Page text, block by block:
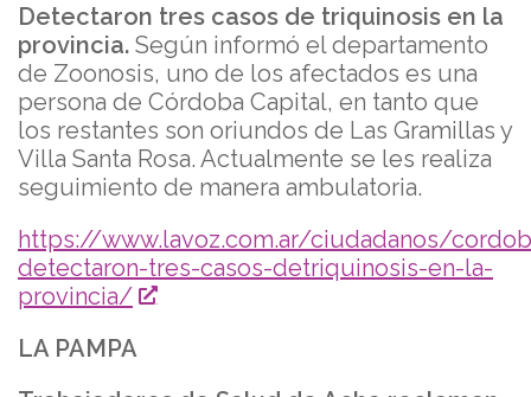
Detectaron tres casos de triquinosis en la
provincia. Según informó el departamento
de Zoonosis, uno de los afectados es una
persona de Córdoba Capital, en tanto que
los restantes son oriundos de Las Gramillas y
Villa Santa Rosa. Actualmente se les realiza
seguimiento de manera ambulatoria.
https://www.lavoz.com.ar/ciudadanos/
detectaron-tres-casos-detriquinosis-en-la-
provincia/
LA PAMPA